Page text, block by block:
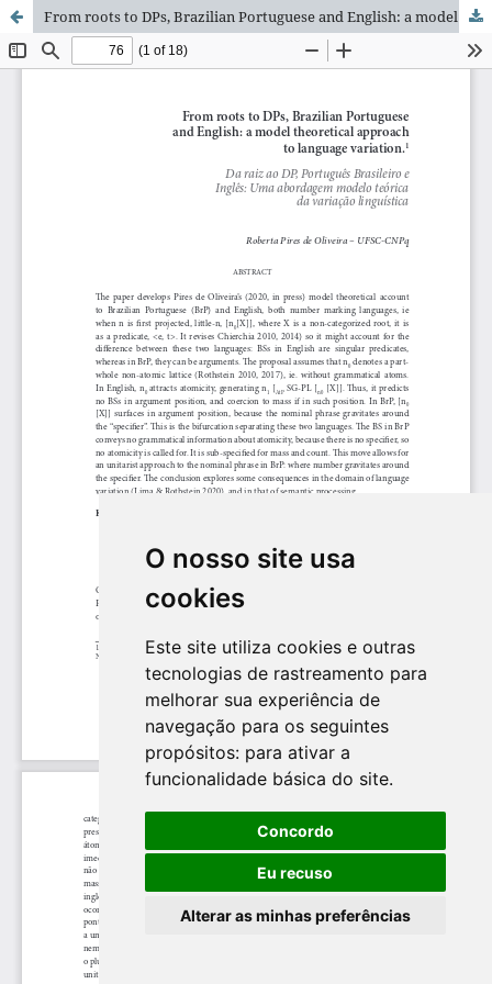
O nosso site usa
cookies
Este site utiliza cookies e outras
tecnologias de rastreamento para
melhorar sua experiência de
navegação para os seguintes
propósitos: para ativar a
funcionalidade básica do site.
Concordo
Eu recuso
Alterar as minhas preferências
From roots to DPs, Brazilian Portuguese and English: a model theoretical approach to language variation